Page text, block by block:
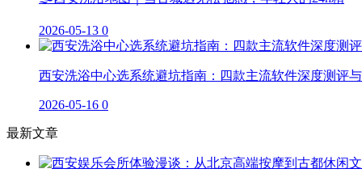
2026-05-13 0
西安洗浴中心选系统避坑指南：四款主流软件深度测评
2026-05-16 0
最新文章